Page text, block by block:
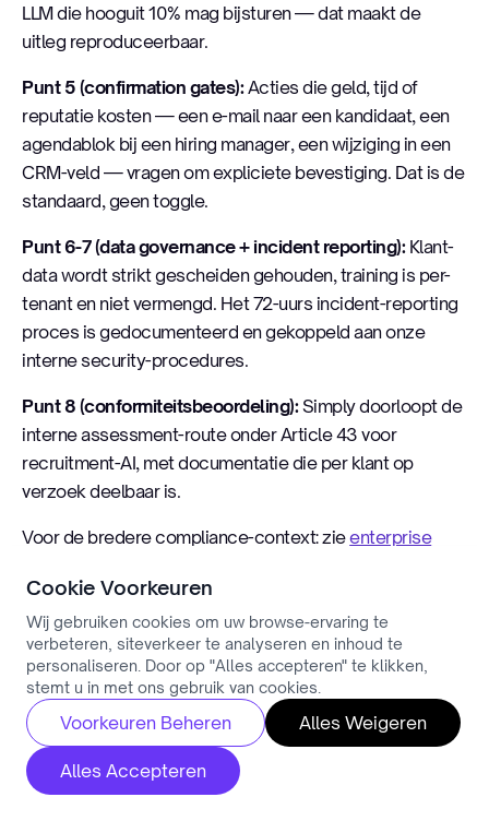
LLM die hooguit 10% mag bijsturen — dat maakt de
uitleg reproduceerbaar.
Punt 5 (confirmation gates):Acties die geld, tijd of
reputatie kosten — een e-mail naar een kandidaat, een
agendablok bij een hiring manager, een wijziging in een
CRM-veld — vragen om expliciete bevestiging. Dat is de
standaard, geen toggle.
Punt 6-7 (data governance + incident reporting):Klant-
data wordt strikt gescheiden gehouden, training is per-
tenant en niet vermengd. Het 72-uurs incident-reporting
proces is gedocumenteerd en gekoppeld aan onze
interne security-procedures.
Punt 8 (conformiteitsbeoordeling):Simply doorloopt de
interne assessment-route onder Article 43 voor
recruitment-AI, met documentatie die per klant op
verzoek deelbaar is.
Voor de bredere compliance-context: zieenterprise
Simply. En voor de Simply-specifieke uitwerking van hoe
deze stack in een dagelijkse recruitment-workflow
werkt:Simply Ask & Matching deep-dive.
Het punt is niet dat Simply de enige is die dit goed kan.
Het punt is dat deze 8 punten haalbaar zijn — en dat een
vendor die ze niet kan tonen, niet "te streng beoordeeld"
wordt maar gewoon achterloopt op een wettelijke
Cookie Voorkeuren
Wij gebruiken cookies om uw browse-ervaring te
verbeteren, siteverkeer te analyseren en inhoud te
personaliseren. Door op "Alles accepteren" te klikken,
stemt u in met ons gebruik van cookies.
Voorkeuren Beheren Alles Weigeren
Alles Accepteren